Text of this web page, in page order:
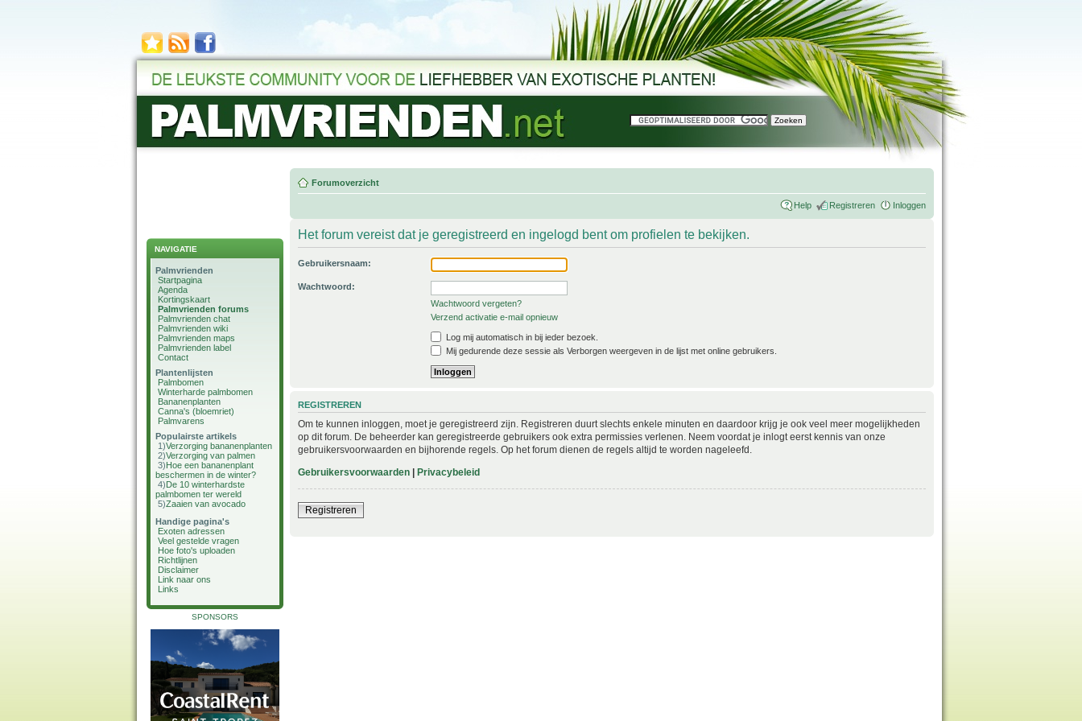
NAVIGATIE
Palmvrienden
Startpagina
Agenda
Kortingskaart
Palmvrienden forums
Palmvrienden chat
Palmvrienden wiki
Palmvrienden maps
Palmvrienden label
Contact
Plantenlijsten
Palmbomen
Winterharde palmbomen
Bananenplanten
Canna's (bloemriet)
Palmvarens
Populairste artikels
1)Verzorging bananenplanten
2)Verzorging van palmen
3)Hoe een bananenplant
beschermen in de winter?
4)De 10 winterhardste
palmbomen ter wereld
5)Zaaien van avocado
Handige pagina's
Exoten adressen
Veel gestelde vragen
Hoe foto's uploaden
Richtlijnen
Disclaimer
Link naar ons
Links
SPONSORS
Forumoverzicht
Help Registreren Inloggen
Het forum vereist dat je geregistreerd en ingelogd bent om profielen te bekijken.
Gebruikersnaam:
Wachtwoord:
Wachtwoord vergeten?
Verzend activatie e-mail opnieuw
Log mij automatisch in bij ieder bezoek.
Mij gedurende deze sessie als Verborgen weergeven in de lijst met online gebruikers.
REGISTREREN
Om te kunnen inloggen, moet je geregistreerd zijn. Registreren duurt slechts enkele minuten en daardoor krijg je ook veel meer mogelijkheden
op dit forum. De beheerder kan geregistreerde gebruikers ook extra permissies verlenen. Neem voordat je inlogt eerst kennis van onze
gebruikersvoorwaarden en bijhorende regels. Op het forum dienen de regels altijd te worden nageleefd.
Gebruikersvoorwaarden | Privacybeleid
Registreren